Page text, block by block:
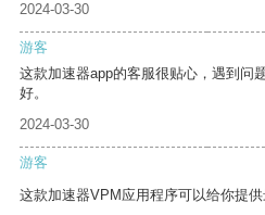
2024-03-30
游客
这款加速器app的客服很贴心，遇到问
好。
2024-03-30
游客
这款加速器VPM应用程序可以给你提供